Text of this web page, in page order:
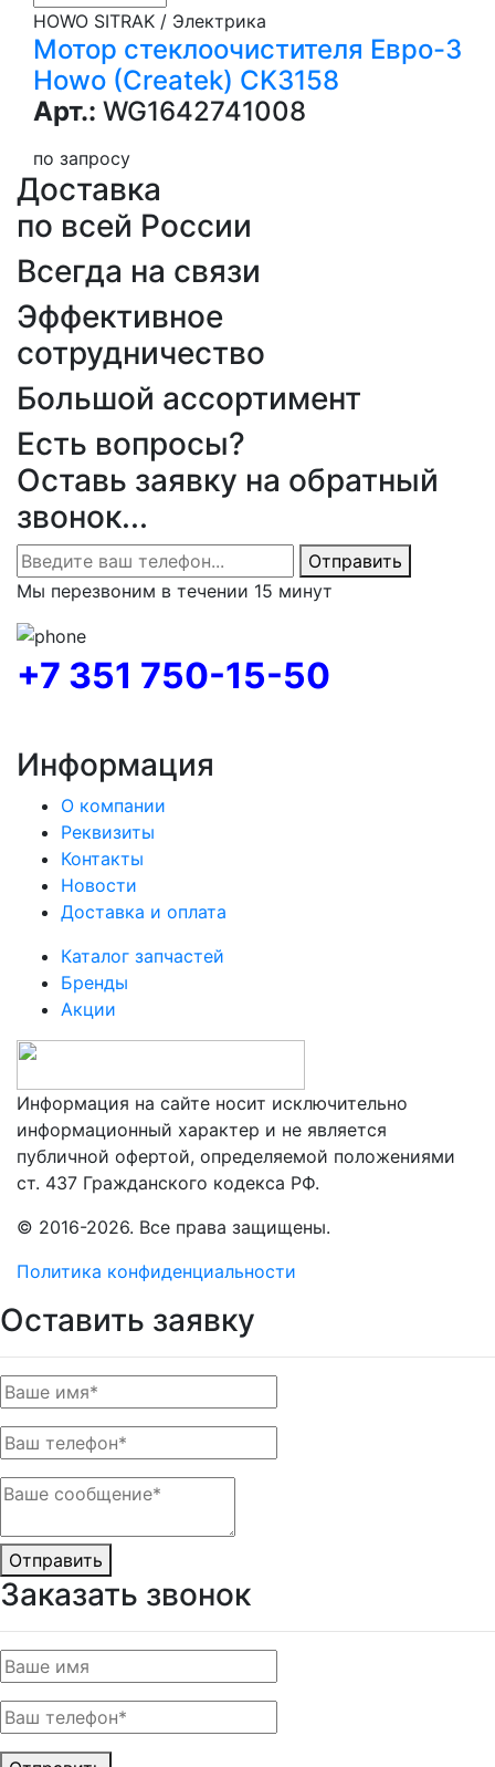
HOWO SITRAK / Электрика
Мотор стеклоочистителя Евро-3
Howo (Createk) CK3158
Арт.: WG1642741008
по запросу
Доставка
по всей России
Всегда на связи
Эффективное
сотрудничество
Большой ассортимент
Информация на сайте носит исключительно
информационный характер и не является
публичной офертой, определяемой положениями
ст. 437 Гражданского кодекса РФ.
Есть вопросы?
Оставь заявку на обратный
звонок...
Отправить
Мы перезвоним в течении 15 минут
+7 351 750-15-50
Информация
О компании
Реквизиты
Контакты
Новости
Доставка и оплата
Каталог запчастей
Бренды
Акции
© 2016-2026. Все права защищены.
Политика конфиденциальности
Оставить заявку
Отправить
Заказать звонок